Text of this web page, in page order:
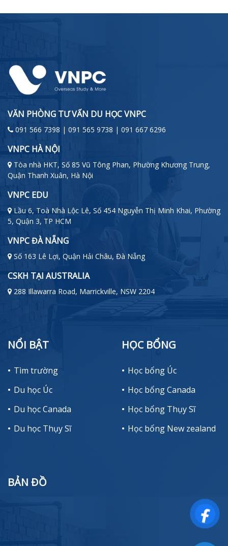
VĂN PHÒNG TƯ VẤN DU HỌC VNPC
091 566 7398 | 091 565 9738 | 091 667 6296
VNPC HÀ NỘI
Tòa nhà HKT, Số 85 Vũ Tông Phan, Phường Khương Trung,
Quận Thanh Xuân, Hà Nội
VNPC EDU
Lầu 6, Toà Nhà Lộc Lê, Số 454 Nguyễn Thị Minh Khai, Phường
5, Quận 3, TP HCM
VNPC ĐÀ NẴNG
Số 163 Lê Lợi, Quận Hải Châu, Đà Nẵng
CSKH TẠI AUSTRALIA
288 Illawarra Road, Marrickville, NSW 2204
NỔI BẬT
Tìm trường
Du học Úc
Du học Canada
Du học Thụy Sĩ
HỌC BỔNG
Học bổng Úc
Học bổng Canada
Học bổng Thụy Sĩ
Học bổng New zealand
BẢN ĐỒ